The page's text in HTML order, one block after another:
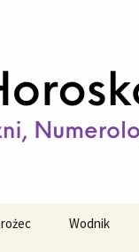
Wodnik